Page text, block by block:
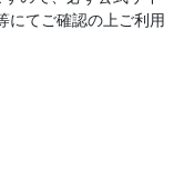
にてご確認の上ご利用